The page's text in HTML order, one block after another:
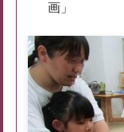
画」